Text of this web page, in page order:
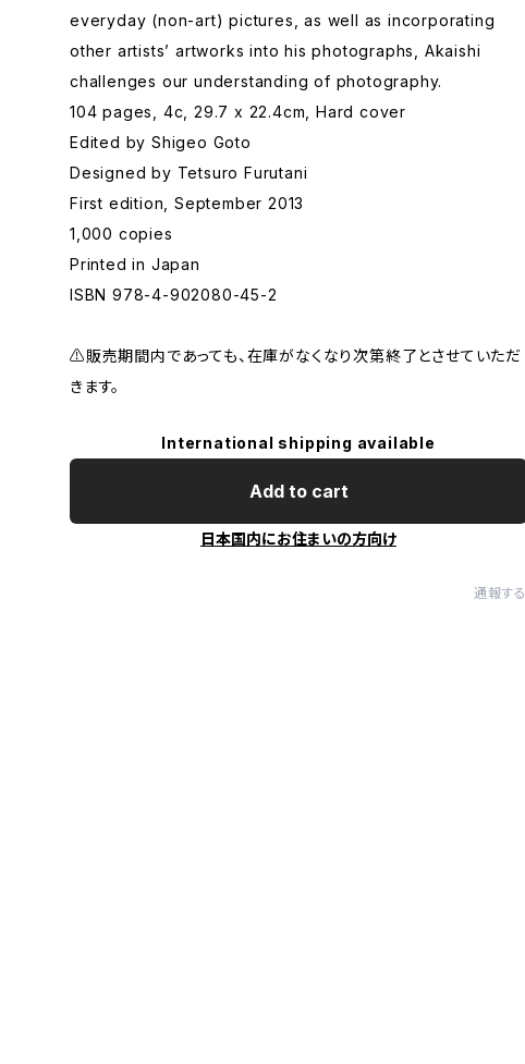
everyday (non-art) pictures, as well as incorporating
other artists’ artworks into his photographs, Akaishi
challenges our understanding of photography.
104 pages, 4c, 29.7 x 22.4cm, Hard cover
Edited by Shigeo Goto
Designed by Tetsuro Furutani
First edition, September 2013
1,000 copies
Printed in Japan
ISBN 978-4-902080-45-2
⚠️販売期間内であっても、在庫がなくなり次第終了とさせていただ
きます。
International shipping available
Add to cart
日本国内にお住まいの方向け
通報する